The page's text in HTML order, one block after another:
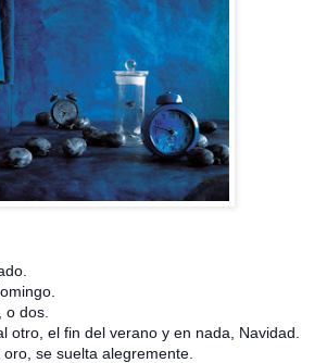
dos.
otro, el fin del verano y en nada, Navidad.
se suelta alegremente.